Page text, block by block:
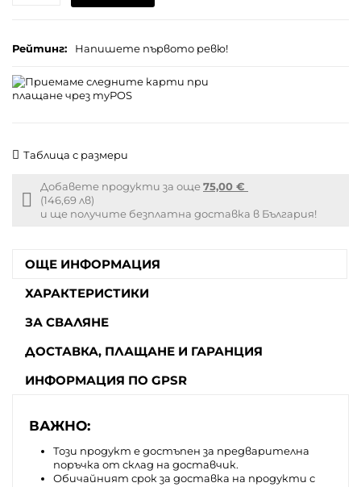
Рейтинг: Напишете първото ревю!
Таблица с размери
Free
shipping
Добавете продукти за още75,00 €
(146,69 лв)
и ще получите безплатна доставка в България!
ОЩЕ ИНФОРМАЦИЯ
ХАРАКТЕРИСТИКИ
ЗА СВАЛЯНЕ
ДОСТАВКА, ПЛАЩАНЕ И ГАРАНЦИЯ
ИНФОРМАЦИЯ ПО GPSR
ВАЖНО:
Този продукт е достъпен за предварителна
поръчка от склад на доставчик.
Обичайният срок за доставка на продукти с